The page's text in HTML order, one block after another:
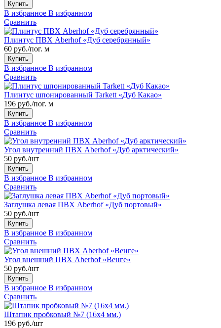
Купить
В избранное В избранном
Сравнить
Плинтус ПВХ Aberhof «Дуб серебрянный»
60 руб./пог. м
Купить
В избранное В избранном
Сравнить
Плинтус шпонированный Tarkett «Дуб Какао»
196 руб./пог. м
Купить
В избранное В избранном
Сравнить
Угол внутренний ПВХ Aberhof «Дуб арктический»
50 руб./шт
Купить
В избранное В избранном
Сравнить
Заглушка левая ПВХ Aberhof «Дуб портовый»
50 руб./шт
Купить
В избранное В избранном
Сравнить
Угол внешний ПВХ Aberhof «Венге»
50 руб./шт
Купить
В избранное В избранном
Сравнить
Штапик пробковый №7 (16x4 мм.)
196 руб./шт